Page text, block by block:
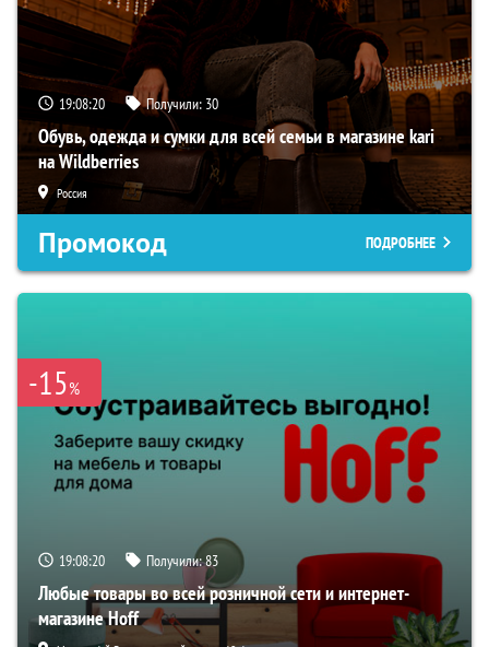
19:08:19 Получили: 30
Обувь, одежда и сумки для всей семьи в магазине kari
на Wildberries
Россия
Промокод ПОДРОБНЕЕ
-15%
19:08:19 Получили:83
Любые товары во всей розничной сети и интернет-
магазине Hoff